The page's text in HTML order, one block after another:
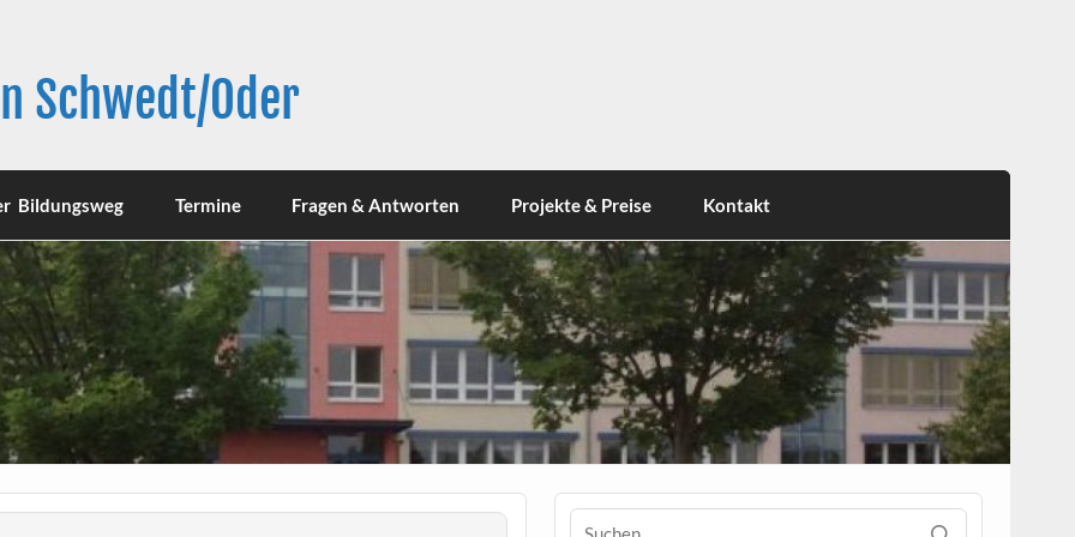
Schwedt/Oder
Bildungsweg Termine Fragen & Antworten Projekte & Preise Kontakt